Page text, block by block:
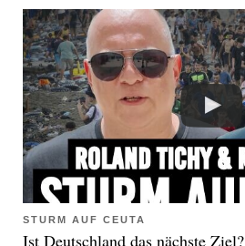
STURM AUF CEUTA
Ist Deutschland das nächste